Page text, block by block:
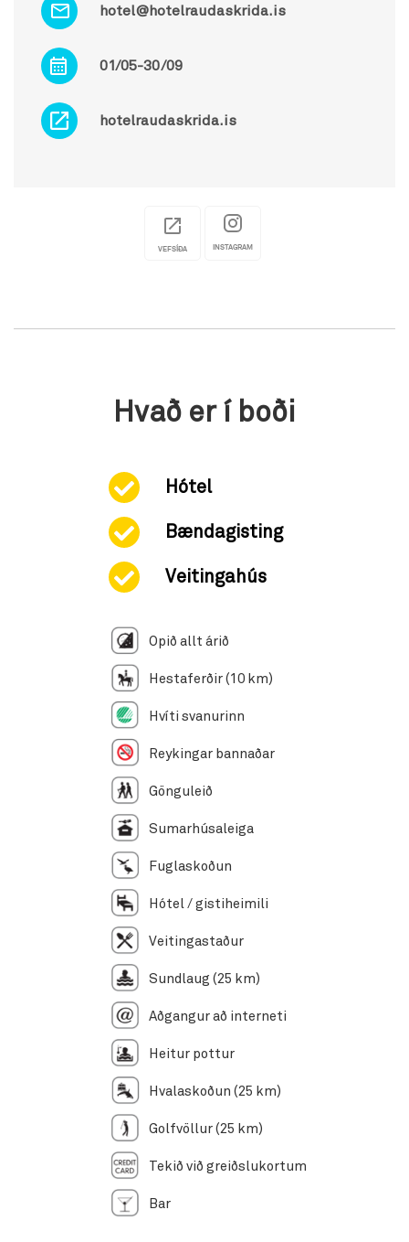
hotel@hotelraudaskrida.is
01/05-30/09
hotelraudaskrida.is
VEFSÍÐA INSTAGRAM
Hvað er í boði
Hótel
Bændagisting
Veitingahús
Opið allt árið
Hestaferðir (10 km)
Hvíti svanurinn
Reykingar bannaðar
Gönguleið
Sumarhúsaleiga
Fuglaskoðun
Hótel / gistiheimili
Veitingastaður
Sundlaug (25 km)
Aðgangur að interneti
Heitur pottur
Hvalaskoðun (25 km)
Golfvöllur (25 km)
Tekið við greiðslukortum
Bar